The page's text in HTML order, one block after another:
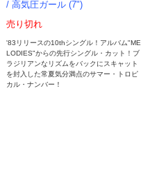
/ 高気圧ガール (7")
売り切れ
'83リリースの10thシングル！アルバム"ME
LODIES"からの先行シングル・カット！ブ
ラジリアンなリズムをバックにスキャット
を封入した常夏気分満点のサマー・トロピ
カル・ナンバー！